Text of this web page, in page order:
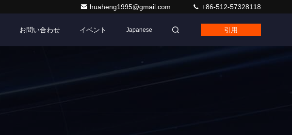
huaheng1995@gmail.com +86-512-57328118
お問い合わせ イベント Japanese 引用